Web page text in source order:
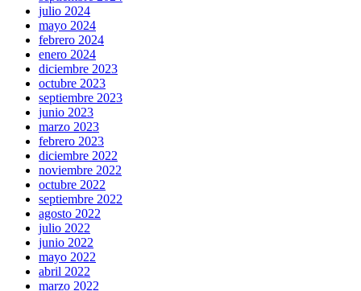
julio 2024
mayo 2024
febrero 2024
enero 2024
diciembre 2023
octubre 2023
septiembre 2023
junio 2023
marzo 2023
febrero 2023
diciembre 2022
noviembre 2022
octubre 2022
septiembre 2022
agosto 2022
julio 2022
junio 2022
mayo 2022
abril 2022
marzo 2022